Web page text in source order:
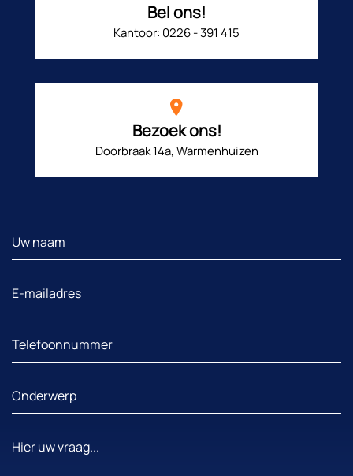
Bel ons!
Kantoor: 0226 - 391 415
Bezoek ons!
Doorbraak 14a, Warmenhuizen